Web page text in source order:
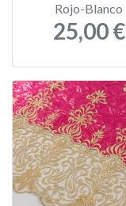
Rojo-Blanco
25,00 €